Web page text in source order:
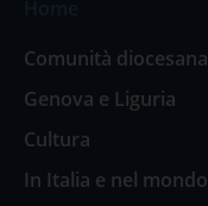
Comunità diocesana
Genova e Liguria
Cultura
In Italia e nel mondo